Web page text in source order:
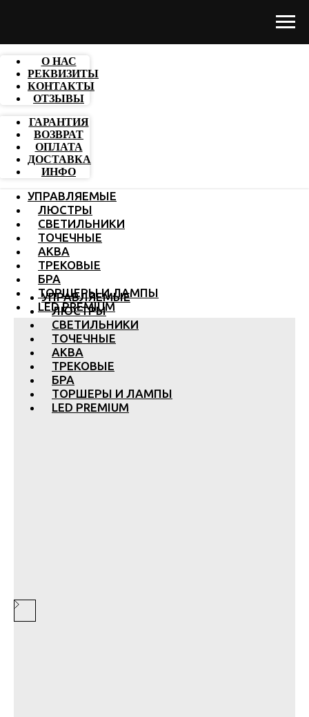
О НАС
РЕКВИЗИТЫ
КОНТАКТЫ
ОТЗЫВЫ
ГАРАНТИЯ
ВОЗВРАТ
ОПЛАТА
ДОСТАВКА
ИНФО
УПРАВЛЯЕМЫЕ
ЛЮСТРЫ
СВЕТИЛЬНИКИ
ТОЧЕЧНЫЕ
АКВА
ТРЕКОВЫЕ
БРА
ТОРШЕРЫ И ЛАМПЫ
LED PREMIUM
УПРАВЛЯЕМЫЕ
ЛЮСТРЫ
СВЕТИЛЬНИКИ
ТОЧЕЧНЫЕ
АКВА
ТРЕКОВЫЕ
БРА
ТОРШЕРЫ И ЛАМПЫ
LED PREMIUM